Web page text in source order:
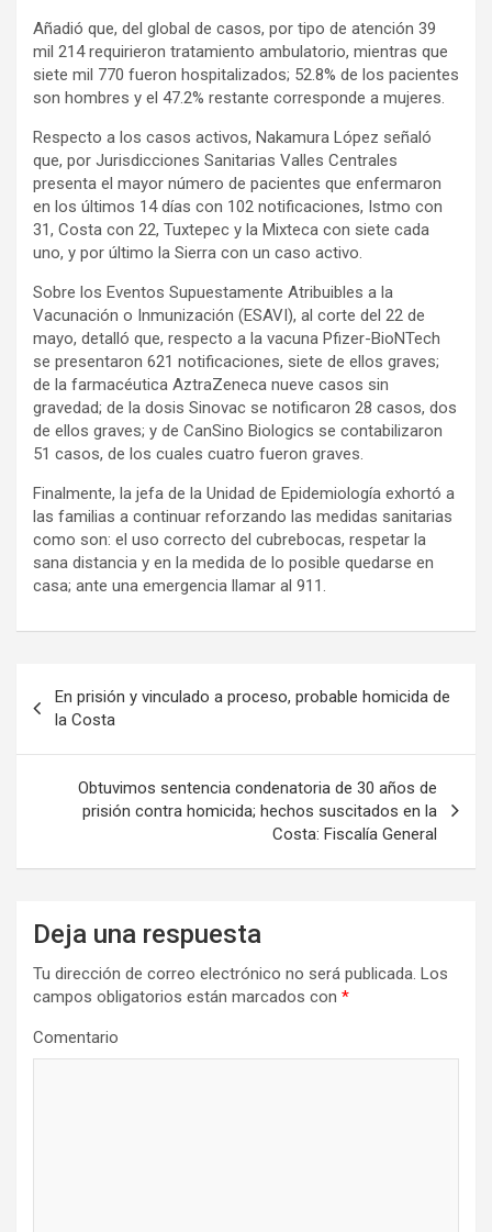
Añadió que, del global de casos, por tipo de atención 39
mil 214 requirieron tratamiento ambulatorio, mientras que
siete mil 770 fueron hospitalizados; 52.8% de los pacientes
son hombres y el 47.2% restante corresponde a mujeres.
Respecto a los casos activos, Nakamura López señaló
que, por Jurisdicciones Sanitarias Valles Centrales
presenta el mayor número de pacientes que enfermaron
en los últimos 14 días con 102 notificaciones, Istmo con
31, Costa con 22, Tuxtepec y la Mixteca con siete cada
uno, y por último la Sierra con un caso activo.
Sobre los Eventos Supuestamente Atribuibles a la
Vacunación o Inmunización (ESAVI), al corte del 22 de
mayo, detalló que, respecto a la vacuna Pfizer-BioNTech
se presentaron 621 notificaciones, siete de ellos graves;
de la farmacéutica AztraZeneca nueve casos sin
gravedad; de la dosis Sinovac se notificaron 28 casos, dos
de ellos graves; y de CanSino Biologics se contabilizaron
51 casos, de los cuales cuatro fueron graves.
Finalmente, la jefa de la Unidad de Epidemiología exhortó a
las familias a continuar reforzando las medidas sanitarias
como son: el uso correcto del cubrebocas, respetar la
sana distancia y en la medida de lo posible quedarse en
casa; ante una emergencia llamar al 911.
de
entradas
En prisión y vinculado a proceso, probable homicida de
la Costa
Obtuvimos sentencia condenatoria de 30 años de
prisión contra homicida; hechos suscitados en la
Costa: Fiscalía General
Deja una respuesta
Tu dirección de correo electrónico no será publicada. Los
campos obligatorios están marcados con *
Comentario